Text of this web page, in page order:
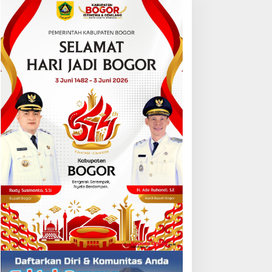
Otomatif
Video Kelemahan dan
20, 2018
Bapenda DKI
Terbakar, Api
hingga Lantai 16
Hari Kedua Pencarian,
Potongan Kaki Korban
Mutilasi di Depok Belum
Ditemukan